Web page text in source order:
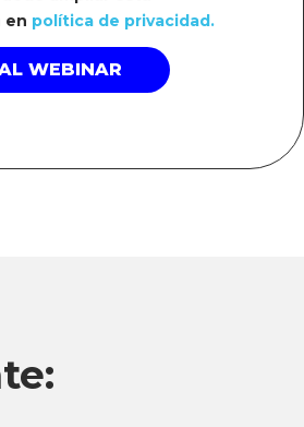
en política de privacidad.